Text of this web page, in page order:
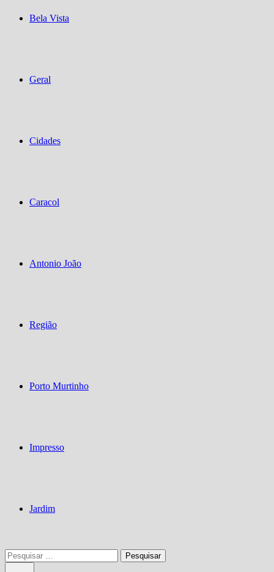
Bela Vista
Geral
Cidades
Caracol
Antonio João
Região
Porto Murtinho
Impresso
Jardim
Pesquisar
por: